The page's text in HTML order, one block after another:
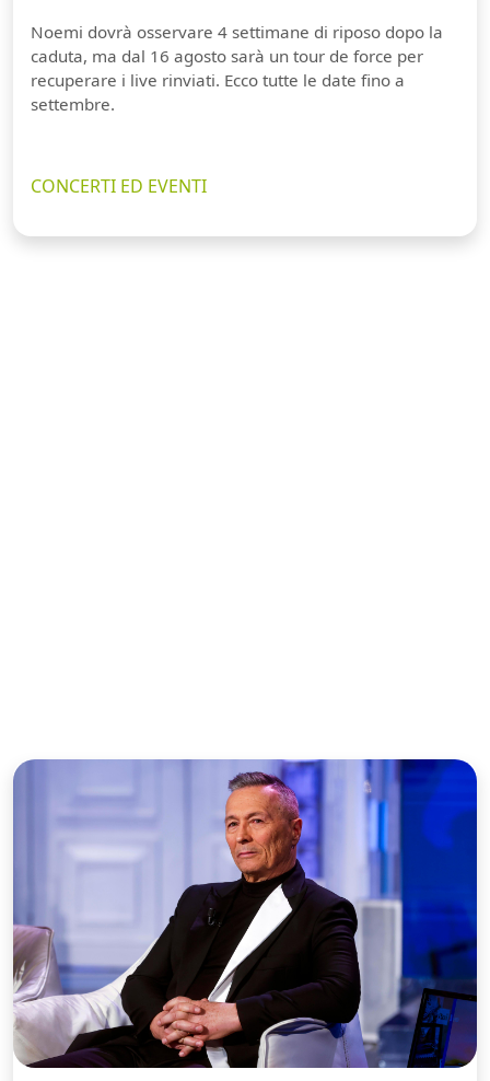
Noemi dovrà osservare 4 settimane di riposo dopo la
caduta, ma dal 16 agosto sarà un tour de force per
recuperare i live rinviati. Ecco tutte le date fino a
settembre.
CONCERTI ED EVENTI